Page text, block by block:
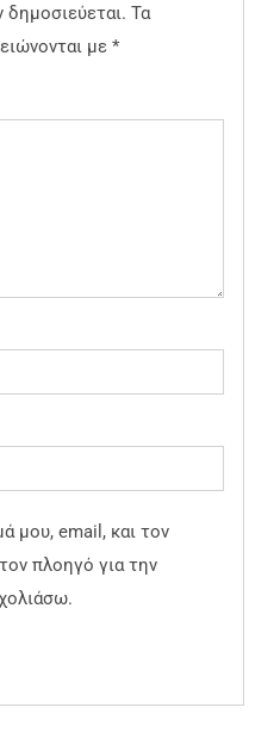
Τα
με *
μου, email, και τον
πλοηγό για την